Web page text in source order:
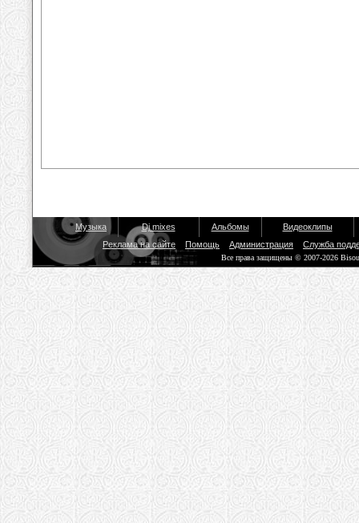
Музыка Dj mixes Альбомы
Видеоклипы
Реклама на сайте
Помощь Администрация Служба
Все права защищены © 2007-2026